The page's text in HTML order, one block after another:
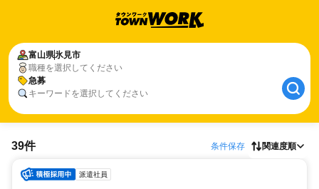
富山県氷見市
職種を選択してください
急募
キーワードを選択してください
39件 条件保存 関連度順
派遣社員